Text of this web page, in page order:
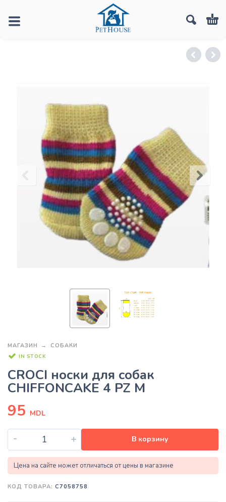
МАГАЗИН СОБАКИ
IN STOCK
CROCI носки для собак
CHIFFONCAKE 4 PZ M
95 MDL
- + В корзину
Цена на сайте может отличаться от цены в магазине
КОД ТОВАРА: C7058758